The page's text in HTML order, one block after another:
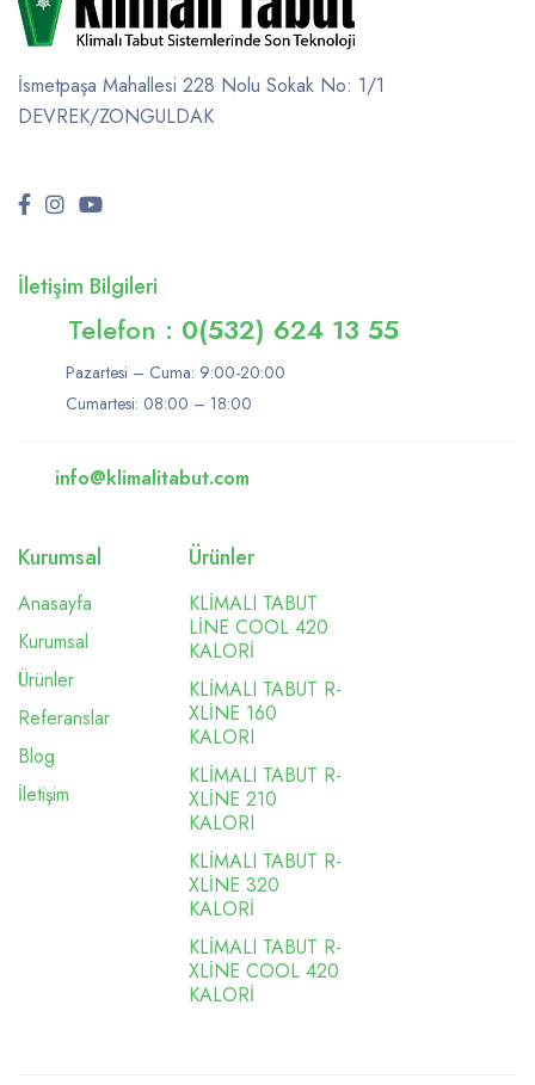
İsmetpaşa Mahallesi 228 Nolu Sokak No: 1/1
DEVREK/ZONGULDAK
İletişim Bilgileri
Telefon : 0(532) 624 13 55
Pazartesi – Cuma: 9:00-20:00
Cumartesi: 08:00 – 18:00
info@klimalitabut.com
Kurumsal
Anasayfa
Kurumsal
Ürünler
Referanslar
Blog
İletişim
Ürünler
KLİMALI TABUT
LİNE COOL 420
KALORİ
KLİMALI TABUT R-
XLİNE 160
KALORI
KLİMALI TABUT R-
XLİNE 210
KALORI
KLİMALI TABUT R-
XLİNE 320
KALORİ
KLİMALI TABUT R-
XLİNE COOL 420
KALORİ